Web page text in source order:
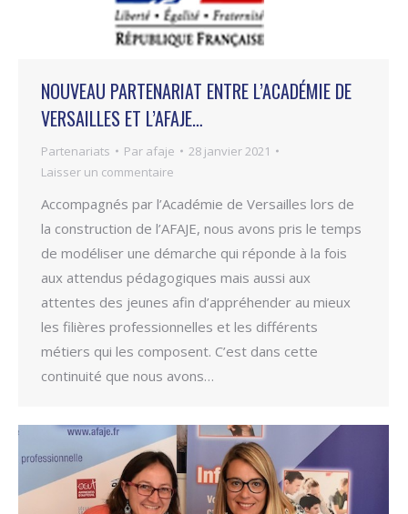
NOUVEAU PARTENARIAT ENTRE L’ACADÉMIE DE
VERSAILLES ET L’AFAJE…
Partenariats Par afaje
28 janvier 2021
Laisser un commentaire
Accompagnés par l’Académie de Versailles lors de
la construction de l’AFAJE, nous avons pris le temps
de modéliser une démarche qui réponde à la fois
aux attendus pédagogiques mais aussi aux
attentes des jeunes afin d’appréhender au mieux
les filières professionnelles et les différents
métiers qui les composent. C’est dans cette
continuité que nous avons…